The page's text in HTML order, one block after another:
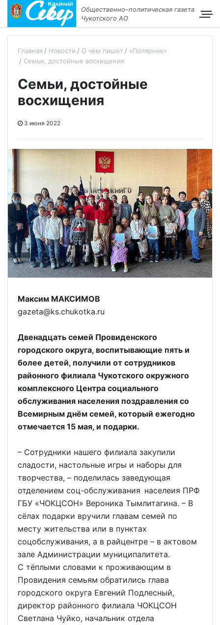
Общественно–политическая газета
Чукотского АО
Главная Новости О чем пишет
«Полярник»
Семьи, достойные восхищения
Семьи, достойные
восхищения
3 июня 2022
Максим МАКСИМОВ
gazeta@ks.chukotka.ru
Двенадцать семей Провиденского
городского округа, воспитывающие пять и
более детей, получили от сотрудников
районного филиала Чукотского окружного
комплексного Центра социального
обслуживания населения поздравления со
Всемирным днём семей, который ежегодно
отмечается 15 мая, и подарки.
– Сотрудники нашего филиала закупили
сладости, настольные игры и наборы для
творчества, – поделилась заведующая
отделением соц-обслуживания населеия ПРФ
ГБУ «ЧОКЦСОН» Вероника Тымлитагина. – В
сёлах подарки вручили главам семей по
месту жительства или в пунктах
соцобслуживания, а в райцентре – в актовом
зале Администрации муниципалитета.
С тёплыми словами к проживающим в
Провидения семьям обратились глава
городского округа Евгений Подлесный,
директор районного филиала ЧОКЦСОН
Светлана Чуйко, начальник отдела